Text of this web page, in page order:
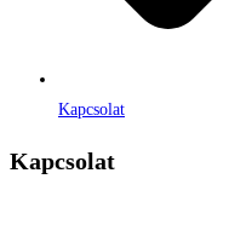
Kapcsolat
Kapcsolat